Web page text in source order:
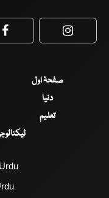
Facebook
صفحۂ اول
دنیا
تعلیم